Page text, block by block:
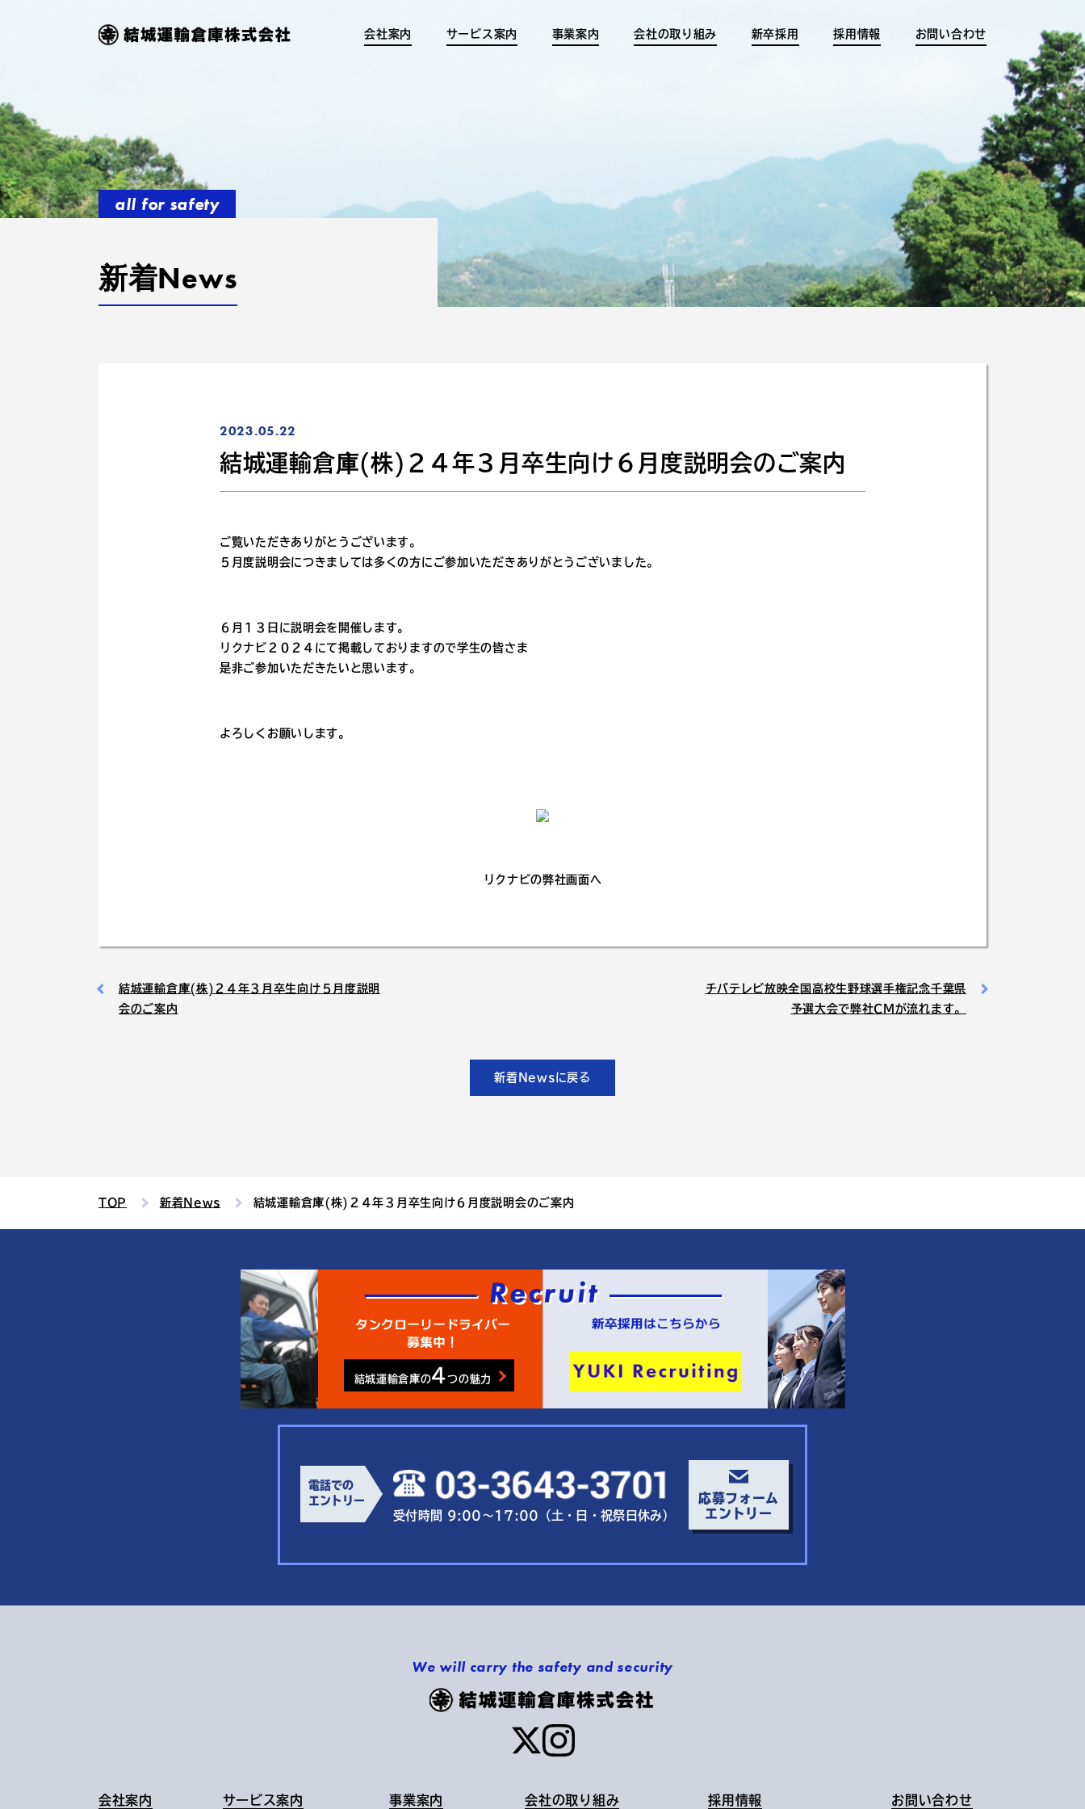
会社案内 サービス案内 事業案内 会社の取り組み 新卒採用 採用情報 お問い合わせ
all for safety
新着News
2023.05.22
結城運輸倉庫(株)２４年３月卒生向け６月度説明会のご案内
ご覧いただきありがとうございます。
５月度説明会につきましては多くの方にご参加いただきありがとうございました。
６月１３日に説明会を開催します。
リクナビ２０２４にて掲載しておりますので学生の皆さま
是非ご参加いただきたいと思います。
よろしくお願いします。
リクナビの弊社画面へ
結城運輸倉庫(株)２４年３月卒生向け５月度説明
会のご案内
チバテレビ放映全国高校生野球選手権記念千葉県
予選大会で弊社CMが流れます。
新着Newsに戻る
TOP 新着News 結城運輸倉庫(株)２４年３月卒生向け６月度説明会のご案内
結城運輸倉庫の4つの魅力
電話での
エントリー
受付時間 9:00～17:00（土・日・祝祭日休み）
応募フォーム
エントリー
We will carry the safety and security
会社案内 サービス案内 事業案内 会社の取り組み 採用情報 お問い合わせ